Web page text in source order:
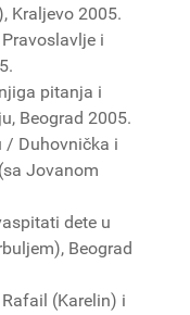
Kraljevo 2005.
i
pitanja i
Beograd 2005.
/ Duhovnička i
Jovanom
dete u
Beograd
(Karelin) i